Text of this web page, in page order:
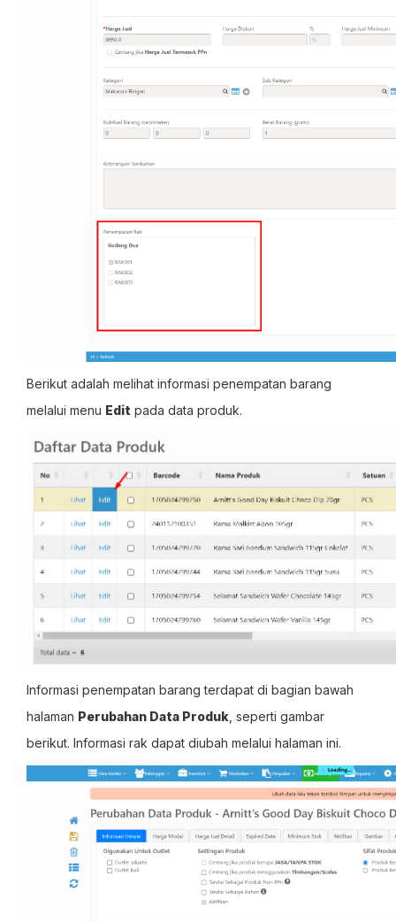
Berikut adalah melihat informasi penempatan barang
melalui menu Edit pada data produk.
Informasi penempatan barang terdapat di bagian bawah
halaman Perubahan Data Produk , seperti gambar
berikut. Informasi rak dapat diubah melalui halaman ini.